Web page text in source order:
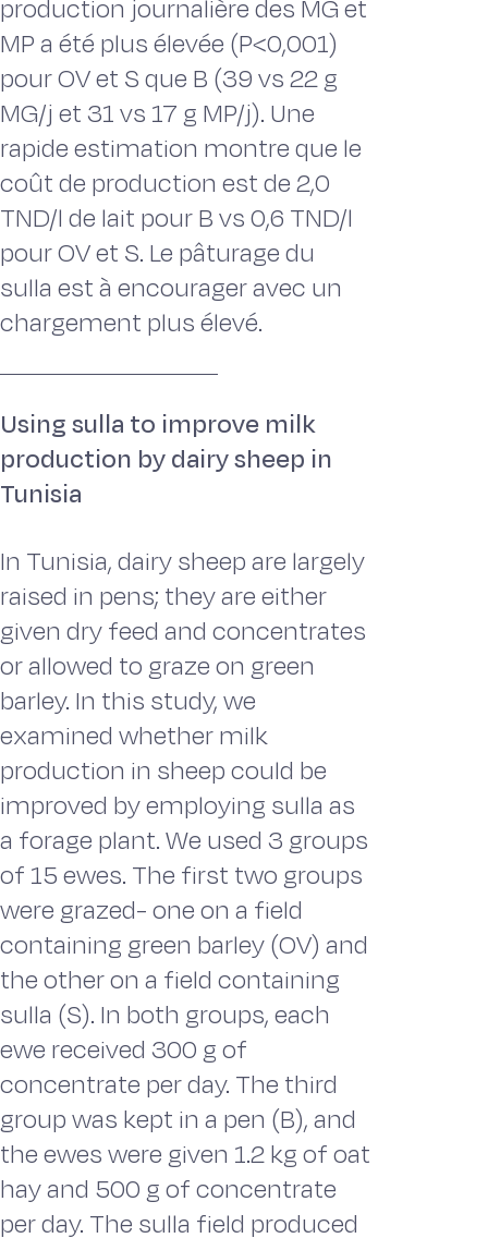
production journalière des MG et
MP a été plus élevée (P<0,001)
pour OV et S que B (39 vs 22 g
MG/j et 31 vs 17 g MP/j). Une
rapide estimation montre que le
coût de production est de 2,0
TND/l de lait pour B vs 0,6 TND/l
pour OV et S. Le pâturage du
sulla est à encourager avec un
chargement plus élevé.
Using sulla to improve milk
production by dairy sheep in
Tunisia
In Tunisia, dairy sheep are largely
raised in pens; they are either
given dry feed and concentrates
or allowed to graze on green
barley. In this study, we
examined whether milk
production in sheep could be
improved by employing sulla as
a forage plant. We used 3 groups
of 15 ewes. The first two groups
were grazed- one on a field
containing green barley (OV) and
the other on a field containing
sulla (S). In both groups, each
ewe received 300 g of
concentrate per day. The third
group was kept in a pen (B), and
the ewes were given 1.2 kg of oat
hay and 500 g of concentrate
per day. The sulla field produced